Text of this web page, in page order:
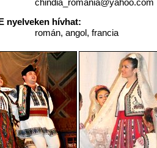
chindia_romania@yahoo.com
nyelveken hívhat:
román, angol, francia